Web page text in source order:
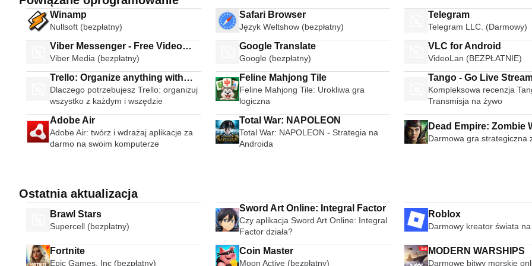
Winamp
Nullsoft (bezpłatny)
Safari Browser
Język Weltshow (bezpłatny)
Telegram
Telegram LLC. (Darmowy)
Viber Messenger - Free Video
Calls Group Chats
Viber Media (bezpłatny)
Google Translate
Google (bezpłatny)
VLC for Android
VideoLan (BEZPŁATNIE)
Trello: Organize anything with
anyone anywhere
Dlaczego potrzebujesz Trello: organizuj
wszystko z każdym i wszędzie
Feline Mahjong Tile
Feline Mahjong Tile: Urokliwa gra
logiczna
Tango - Go Live
Broadcast Live Video
Kompleksowa recenzja
Transmisja na żywo
Adobe Air
Adobe Air: twórz i wdrażaj aplikacje za
darmo na swoim komputerze
Total War: NAPOLEON
Total War: NAPOLEON - Strategia na
Androida
Dead Empire: Zombie
Darmowa gra strategiczna
Ostatnia aktualizacja
Brawl Stars
Supercell (bezpłatny)
Sword Art Online: Integral Factor
Czy aplikacja Sword Art Online: Integral
Factor działa?
Roblox
Darmowy kreator świata
Fortnite
Epic Games, Inc (bezpłatny)
Coin Master
Moon Active (bezpłatny)
MODERN WARSHIPS
Darmowe bitwy morskie